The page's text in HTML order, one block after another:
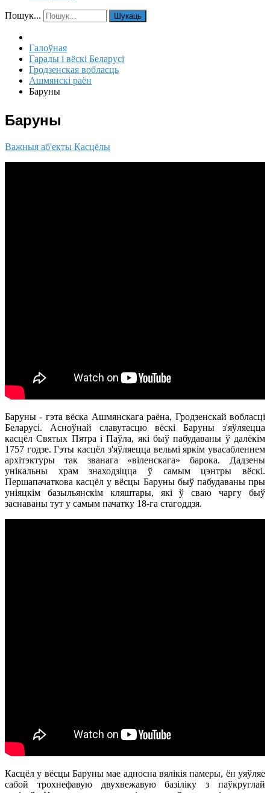
Пошук... Шукаць
Галоўная
Гарады і вёскі Беларусі
Гродзенская вобласць
Ашмянскі раён
Баруны
Баруны
Важныя аб'екты Касцёлы
Баруны - гэта вёска Ашмянскага раёна, Гродзенскай вобласці
Беларусі. Асноўнай славутасцю вёскі Баруны з'яўляецца
касцёл Святых Пятра і Паўла, які быў пабудаваны ў далёкім
1757 годзе. Гэты касцёл з'яўляецца вельмі яркім увасабленнем
архітэктуры так званага «віленскага» барока. Дадзены
унікальны храм знаходзіцца ў самым цэнтры вёскі.
Першапачаткова касцёл у вёсцы Баруны быў пабудаваны пры
уніяцкім базыльянскім кляштары, які ў сваю чаргу быў
заснаваны тут у самым пачатку 18-га стагоддзя.
Касцёл у вёсцы Баруны мае адносна вялікія памеры, ён уяўляе
сабой трохнефавую двухвежавую базіліку з паўкруглай